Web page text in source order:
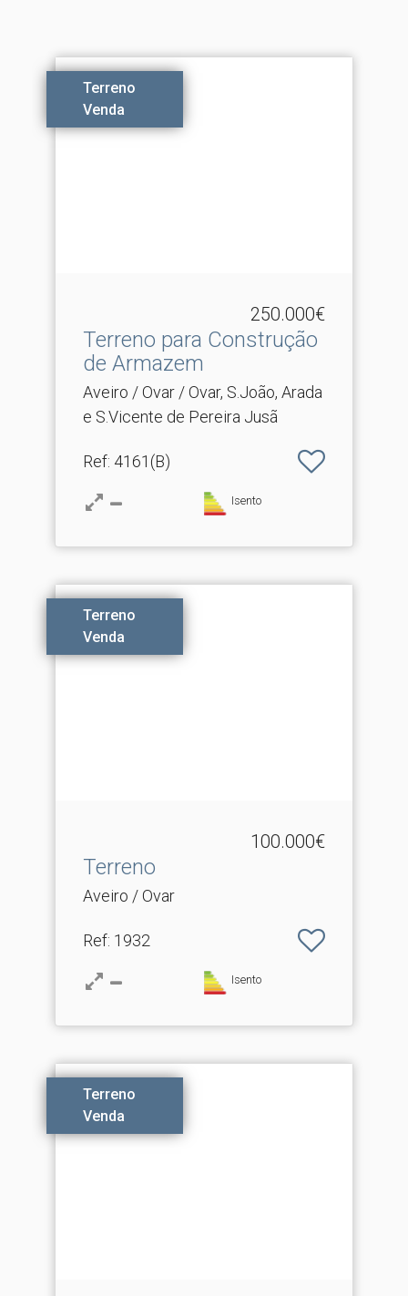
Terreno
Venda
250.000€
Terreno para Construção
de Armazem
Aveiro / Ovar / Ovar, S.João, Arada
e S.Vicente de Pereira Jusã
Ref: 4161(B)
Isento
Terreno
Venda
100.000€
Terreno
Aveiro / Ovar
Ref: 1932
Isento
Terreno
Venda